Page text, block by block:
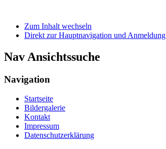
Zum Inhalt wechseln
Direkt zur Hauptnavigation und Anmeldung
Nav Ansichtssuche
Navigation
Startseite
Bildergalerie
Kontakt
Impressum
Datenschutzerklärung